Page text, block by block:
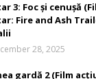
3: Foc și cenușă
Fire and Ash
28, 2025
gardă 2 (Film